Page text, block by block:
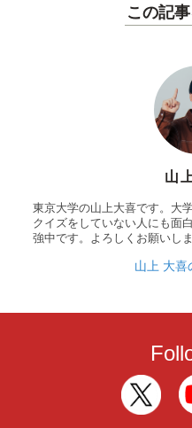
この記
山
東京大学の山上大喜です。大
クイズをしていない人にも面
強中です。よろしくお願いし
山上 大喜